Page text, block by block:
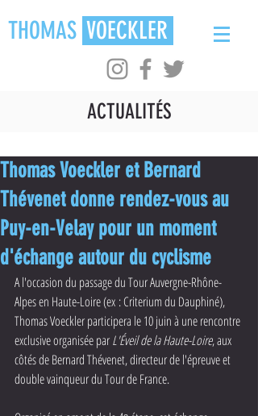
THOMAS VOECKLER
ACTUALITÉS
Thomas Voeckler et Bernard
Thévenet donne rendez-vous au
Puy-en-Velay pour un moment
d'échange autour du cyclisme
A l'occasion du passage du Tour Auvergne-Rhône-
Alpes en Haute-Loire (ex : Criterium du Dauphiné),
Thomas Voeckler participera le 10 juin à une rencontre
exclusive organisée par L'Éveil de la Haute-Loire, aux
côtés de Bernard Thévenet, directeur de l'épreuve et
double vainqueur du Tour de France.